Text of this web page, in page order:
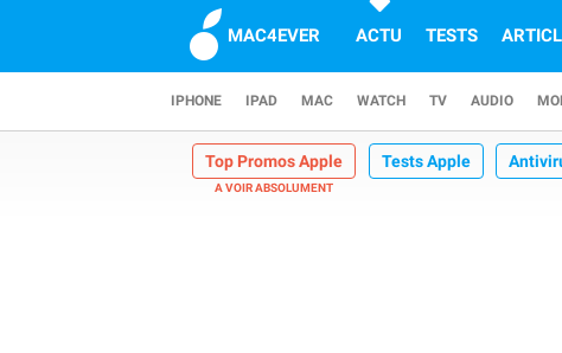
MAC4EVER ACTU TESTS
IPHONE IPAD MAC WATCH TV AUDIO
Top Promos Apple Tests Apple